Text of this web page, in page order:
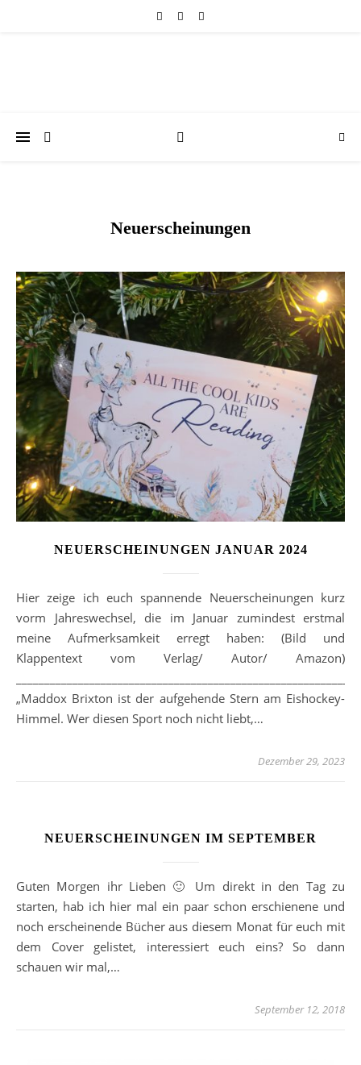
Neuerscheinungen
NEUERSCHEINUNGEN JANUAR 2024
Hier zeige ich euch spannende Neuerscheinungen kurz
vorm Jahreswechsel, die im Januar zumindest erstmal
meine Aufmerksamkeit erregt haben: (Bild und
Klappentext vom Verlag/ Autor/ Amazon)
„Maddox Brixton ist der aufgehende Stern am Eishockey-
Himmel. Wer diesen Sport noch nicht liebt,…
Dezember 29, 2023
NEUERSCHEINUNGEN IM SEPTEMBER
Guten Morgen ihr Lieben 🙂 Um direkt in den Tag zu
starten, hab ich hier mal ein paar schon erschienene und
noch erscheinende Bücher aus diesem Monat für euch mit
dem Cover gelistet, interessiert euch eins? So dann
schauen wir mal,…
September 12, 2018